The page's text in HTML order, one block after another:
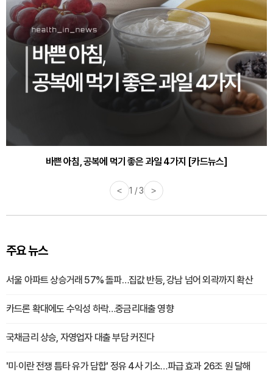
바쁜 아침, 공복에 먹기 좋은 과일 4가지 [카드뉴스]
< 1 / 3 >
주요 뉴스
서울 아파트 상승거래 57% 돌파…집값 반등, 강남 넘어 외곽까지 확산
카드론 확대에도 수익성 하락…중금리대출 영향
국채금리 상승, 자영업자 대출 부담 커진다
'미·이란 전쟁 틈타 유가 담합' 정유 4사 기소…파급 효과 26조 원 달해